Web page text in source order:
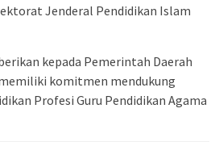
Jenderal Pendidikan Islam
kepada Pemerintah Daerah
komitmen mendukung
Profesi Guru Pendidikan Agama